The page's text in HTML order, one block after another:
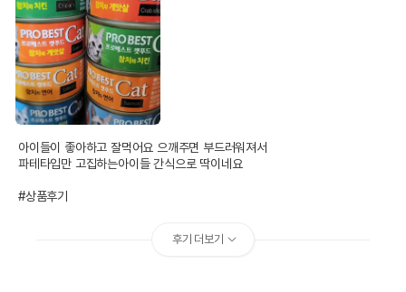
아이들이 좋아하고 잘먹어요 으깨주면 부드러워져서
파테타입만 고집하는아이들 간식으로 딱이네요
#상품후기
후기 더보기